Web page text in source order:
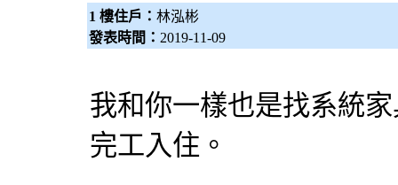
1 樓住戶： 林泓彬
發表時間： 2019-11-09
我和你一樣也是找系統
完工入住。